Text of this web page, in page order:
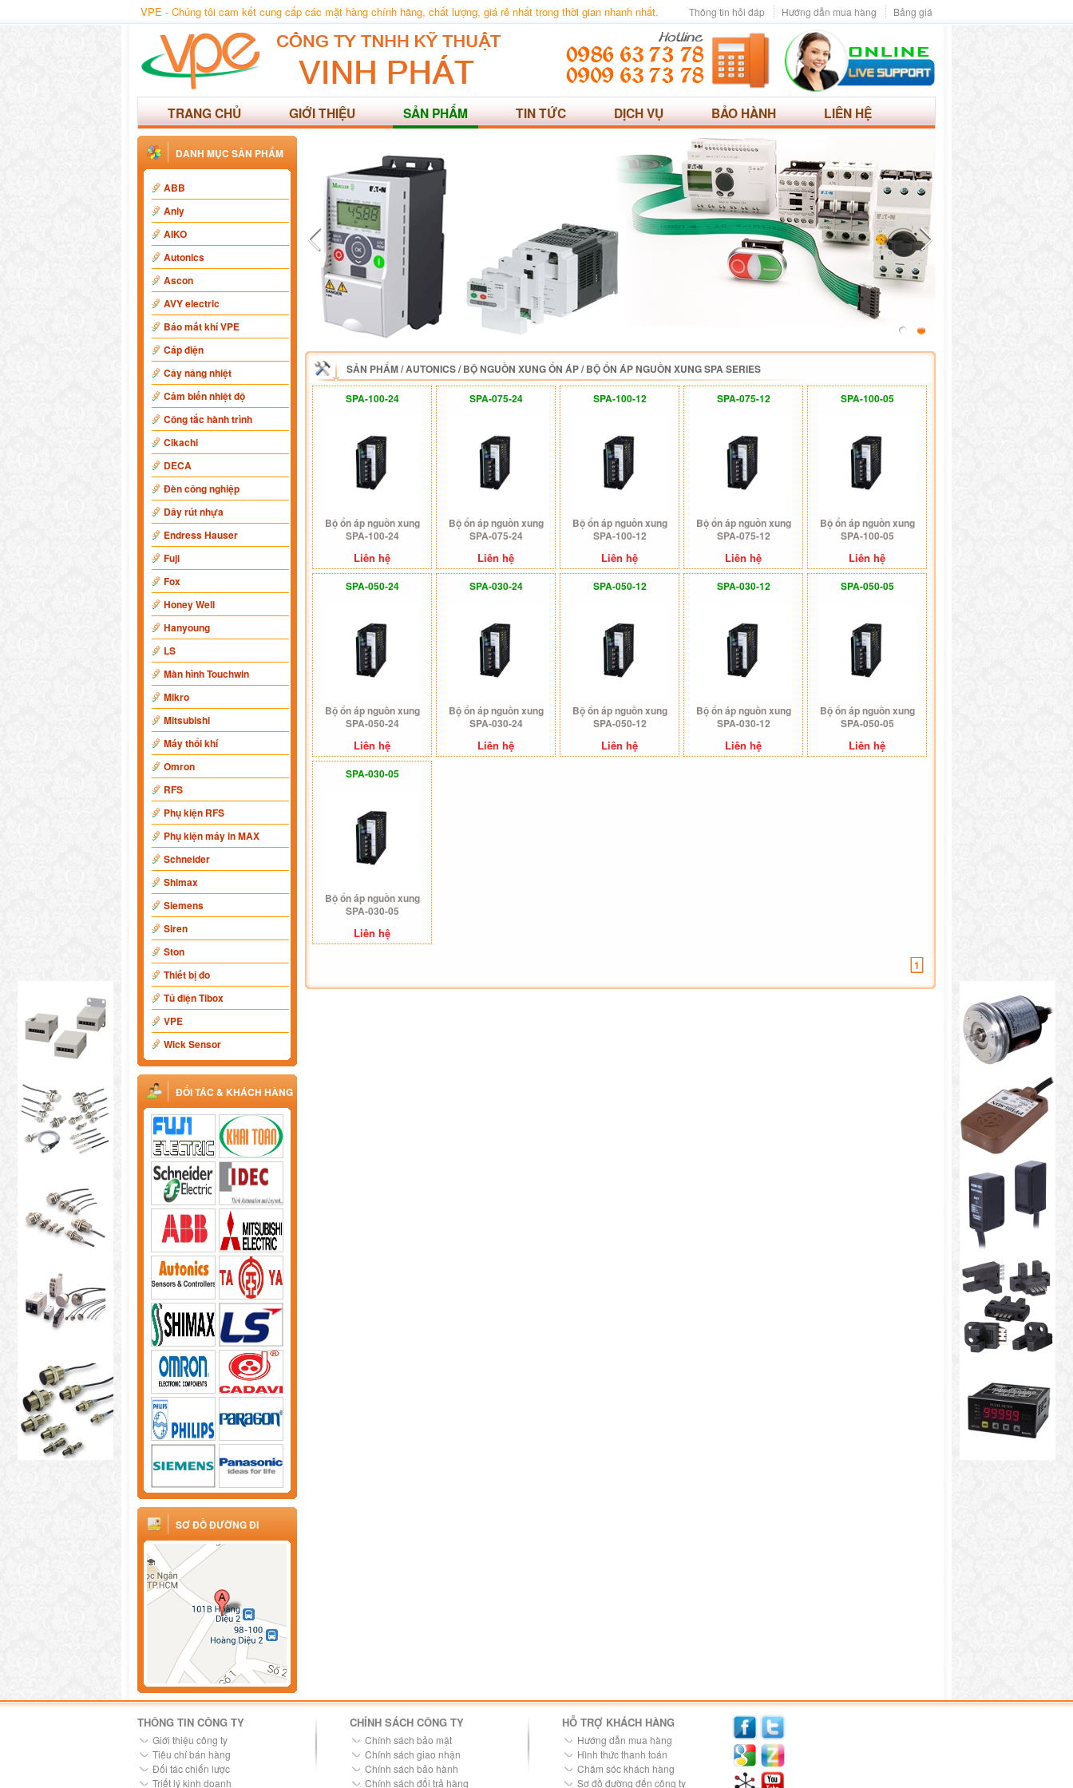
VPE - Chúng tôi cam kết cung cấp các mặt hàng chính hãng, chất lượng, giá rẻ nhất trong thời gian nhanh nhất. Bảng giá
Hướng dẫn mua hàng
Thông tin hỏi đáp
TRANG CHỦ GIỚI THIỆU SẢN PHẨM TIN TỨC DỊCH VỤ BẢO HÀNH LIÊN HỆ
DANH MỤC SẢN PHẨM
ABB
Anly
AIKO
Autonics
Ascon
AVY electric
Báo mất khí VPE
Cáp điện
Cây nâng nhiệt
Cảm biến nhiệt độ
Công tắc hành trình
Cikachi
DECA
Đèn công nghiệp
Dây rút nhựa
Endress Hauser
Fuji
Fox
Honey Well
Hanyoung
LS
Màn hình Touchwin
Mikro
Mitsubishi
Máy thổi khí
Omron
RFS
Phụ kiện RFS
Phụ kiện máy in MAX
Schneider
Shimax
Siemens
Siren
Ston
Thiết bị đo
Tủ điện Tibox
VPE
Wick Sensor
ĐỐI TÁC & KHÁCH HÀNG
SƠ ĐỒ ĐƯỜNG ĐI
SẢN PHẨM/AUTONICS/BỘ NGUỒN XUNG ỔN ÁP/BỘ ỔN ÁP NGUỒN XUNG SPA SERIES
SPA-100-24
Bộ ổn áp nguồn xung
SPA-100-24
Liên hệ
SPA-075-24
Bộ ổn áp nguồn xung
SPA-075-24
Liên hệ
SPA-100-12
Bộ ổn áp nguồn xung
SPA-100-12
Liên hệ
SPA-075-12
Bộ ổn áp nguồn xung
SPA-075-12
Liên hệ
SPA-100-05
Bộ ổn áp nguồn xung
SPA-100-05
Liên hệ
SPA-050-24
Bộ ổn áp nguồn xung
SPA-050-24
Liên hệ
SPA-030-24
Bộ ổn áp nguồn xung
SPA-030-24
Liên hệ
SPA-050-12
Bộ ổn áp nguồn xung
SPA-050-12
Liên hệ
SPA-030-12
Bộ ổn áp nguồn xung
SPA-030-12
Liên hệ
SPA-050-05
Bộ ổn áp nguồn xung
SPA-050-05
Liên hệ
SPA-030-05
Bộ ổn áp nguồn xung
SPA-030-05
Liên hệ
1
THÔNG TIN CÔNG TY
Giới thiệu công ty
Tiêu chí bán hàng
Đối tác chiến lược
Triết lý kinh doanh
CHÍNH SÁCH CÔNG TY
Chính sách bảo mật
Chính sách giao nhận
Chính sách bảo hành
Chính sách đổi trả hàng
HỖ TRỢ KHÁCH HÀNG
Hướng dẫn mua hàng
Hình thức thanh toán
Chăm sóc khách hàng
Sơ đồ đường đến công ty